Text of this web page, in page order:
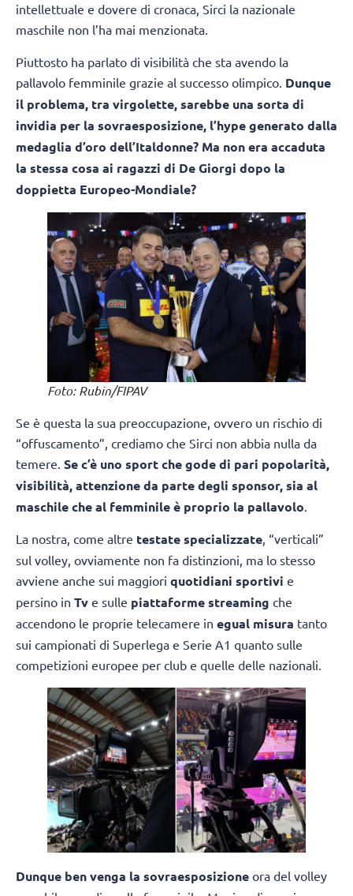
intellettuale e dovere di cronaca, Sirci la nazionale
maschile non l’ha mai menzionata.
Piuttosto ha parlato di visibilità che sta avendo la
pallavolo femminile grazie al successo olimpico. Dunque
il problema, tra virgolette, sarebbe una sorta di
invidia per la sovraesposizione, l’hype generato dalla
medaglia d’oro dell’Italdonne? Ma non era accaduta
la stessa cosa ai ragazzi di De Giorgi dopo la
doppietta Europeo-Mondiale?
Foto: Rubin/FIPAV
Se è questa la sua preoccupazione, ovvero un rischio di
“offuscamento”, crediamo che Sirci non abbia nulla da
temere. Se c’è uno sport che gode di pari popolarità,
visibilità, attenzione da parte degli sponsor, sia al
maschile che al femminile è proprio la pallavolo
La nostra, come altre testate specializzate, “verticali”
sul volley, ovviamente non fa distinzioni, ma lo stesso
avviene anche sui maggiori quotidiani sportivi e
persino in Tv e sulle piattaforme streaming che
accendono le proprie telecamere in egual misura tanto
sui campionati di Superlega e Serie A1 quanto sulle
competizioni europee per club e quelle delle nazionali.
Dunque ben venga la sovraesposizione ora del volley